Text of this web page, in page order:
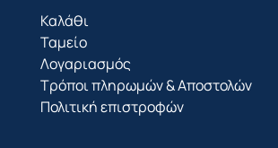
Καλάθι
Ταμείο
Λογαριασμός
Τρόποι πληρωμών & Αποστολών
Πολιτική επιστροφών